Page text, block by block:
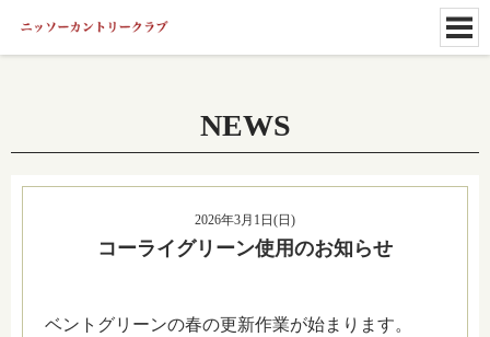
NEWS
2026年3月1日(日)
コーライグリーン使用のお知らせ
ベントグリーンの春の更新作業が始まります。